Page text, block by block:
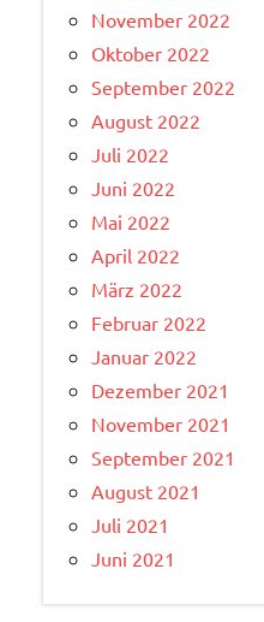
November 2022
Oktober 2022
September 2022
August 2022
Juli 2022
Juni 2022
Mai 2022
April 2022
März 2022
Februar 2022
Januar 2022
Dezember 2021
November 2021
September 2021
August 2021
Juli 2021
Juni 2021